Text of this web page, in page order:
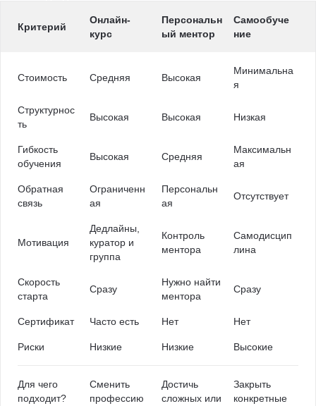
Критерий
Онлайн-
курс
Персональн
ый ментор
Самообуче
ние
Стоимость Средняя Высокая
Минимальна
я
Структурнос
ть
Высокая Высокая Низкая
Гибкость
обучения
Высокая Средняя
Максимальн
ая
Обратная
связь
Ограниченн
ая
Персональн
ая
Отсутствует
Мотивация
Дедлайны,
куратор и
группа
Контроль
ментора
Самодисцип
лина
Скорость
старта
Сразу
Нужно найти
ментора
Сразу
Сертификат Часто есть Нет Нет
Риски Низкие Низкие Высокие
Для чего
подходит?
Сменить
профессию
Достичь
сложных или
Закрыть
конкретные